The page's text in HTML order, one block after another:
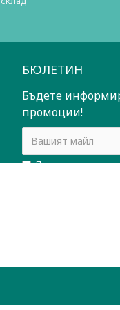
БЮЛЕТИН
Бъдете
промоции!
Прочетох и съм